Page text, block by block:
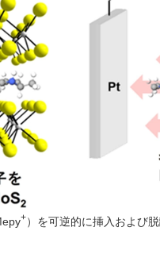
+）を可逆的に挿入および